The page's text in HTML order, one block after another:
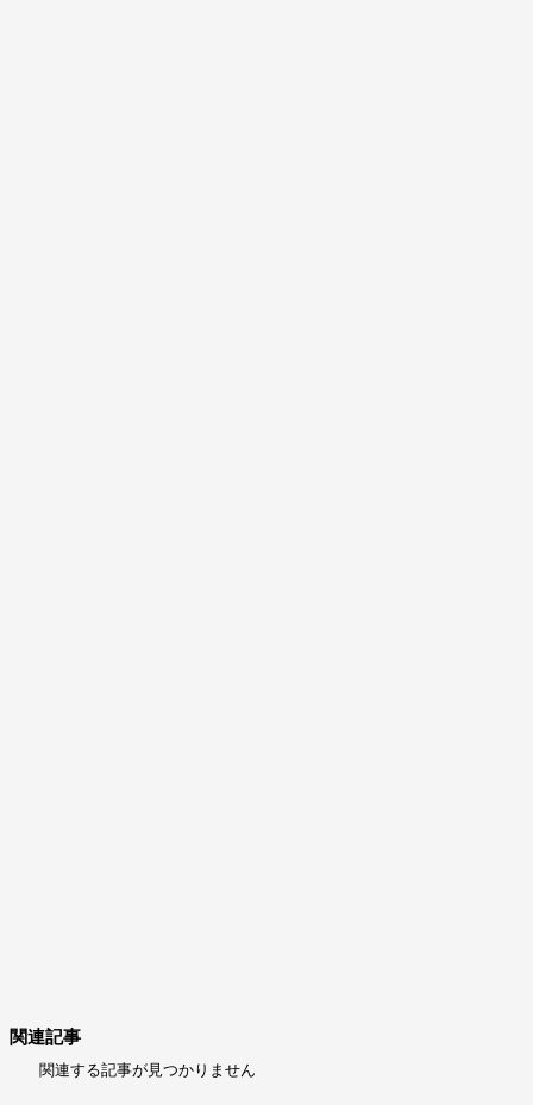
関連記事
関連する記事が見つかりません